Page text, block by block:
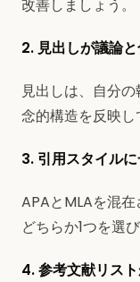
改善しましょう。
2. 見出しが議論
見出しは、自分
念的構造を反映し
3. 引用スタイル
APAとMLAを混在
どちらか1つを選
4. 参考文献リス